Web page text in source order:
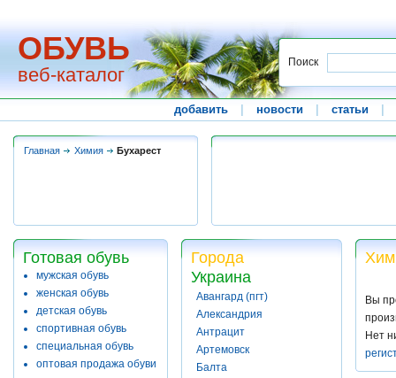
ОБУВЬ
веб-каталог
Поиск
добавить новости статьи
Главная Химия Бухарест
Готовая обувь
мужская обувь
женская обувь
детская обувь
спортивная обувь
специальная обувь
оптовая продажа обуви
Города
Украина
Авангард (пгт)
Александрия
Антрацит
Артемовск
Балта
Вы
Нет